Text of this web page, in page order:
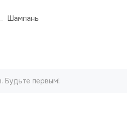
Шампань
Будьте первым!